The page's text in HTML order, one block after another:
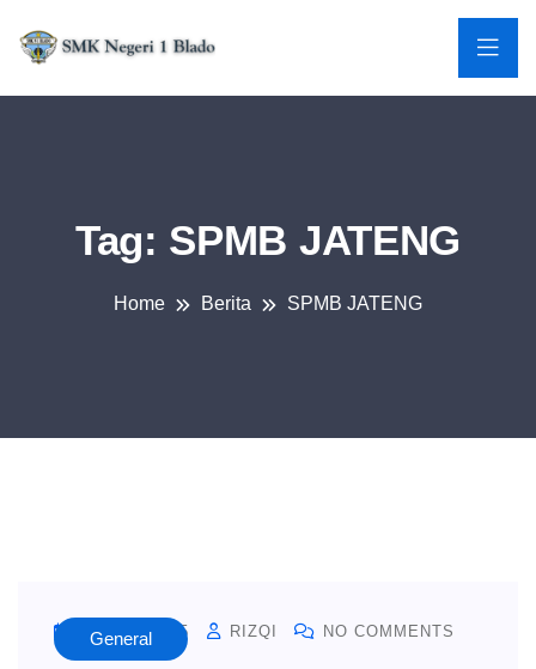
Tag: SPMB JATENG
Home Berita SPMB JATENG
General
MAY 16, 2025 RIZQI NO COMMENTS